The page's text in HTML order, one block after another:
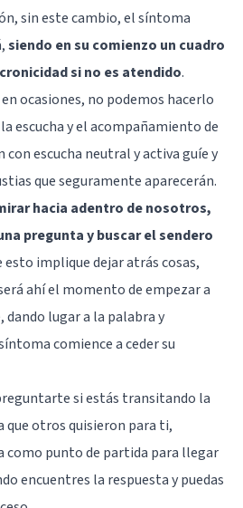
sin este cambio, el síntoma
siendo en su comienzo un cuadro
si no es atendido.
ocasiones, no podemos hacerlo
escucha y el acompañamiento de
escucha neutral y activa guíe y
que seguramente aparecerán.
hacia adentro de nosotros,
pregunta y buscar el sendero
esto implique dejar atrás cosas,
ahí el momento de empezar a
lugar a la palabra y
comience a ceder su
si estás transitando la
que otros quisieron para ti,
como punto de partida para llegar
encuentres la respuesta y puedas